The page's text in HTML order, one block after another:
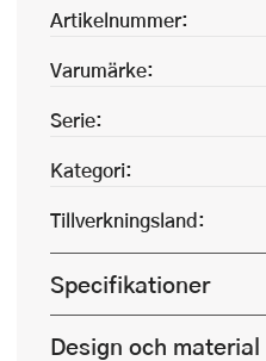
Artikelnummer:
Varumärke:
Serie:
Kategori:
Tillverkningsland:
Specifikationer
Design och material